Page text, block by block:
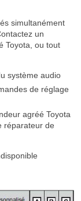
simultanément
un
Toyota, ou tout
système audio
de réglage
agréé Toyota
réparateur de